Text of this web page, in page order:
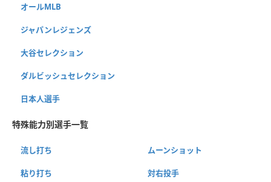
オールMLB
ジャパンレジェンズ
大谷セレクション
ダルビッシュセレクション
日本人選手
特殊能力別選手一覧
流し打ち ムーンショット
粘り打ち 対右投手